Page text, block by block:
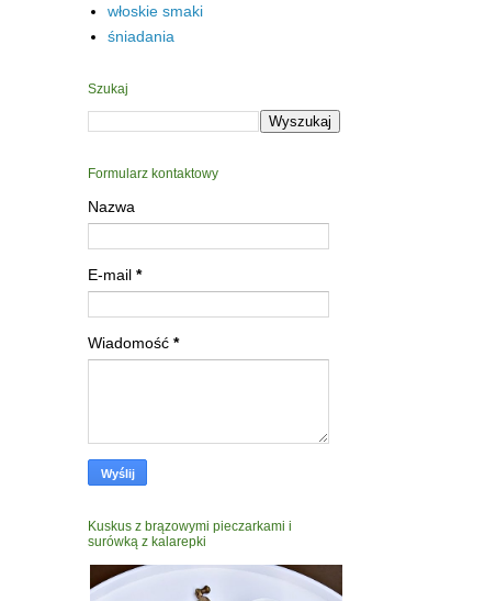
włoskie smaki
śniadania
Szukaj
Formularz kontaktowy
Nazwa
E-mail *
Wiadomość *
Kuskus z brązowymi pieczarkami i
surówką z kalarepki